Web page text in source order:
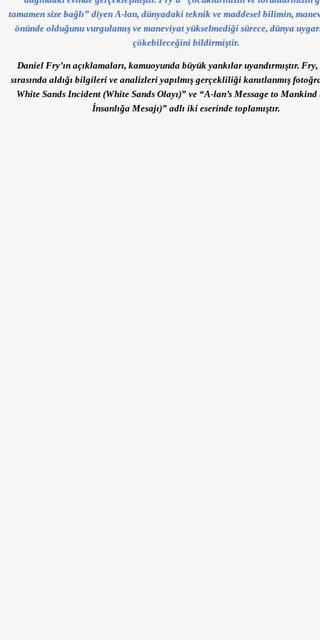
tamamen size bağlı” diyen A-lan, dünyadaki teknik ve maddesel bilimin,
önünde olduğunu vurgulamış ve maneviyat yükselmediği sürece, dünya
çökebileceğini bildirmiştir.
Daniel Fry’ın açıklamaları, kamuoyunda büyük yankılar uyandırmıştır.
sırasında aldığı bilgileri ve analizleri yapılmış gerçekliliği kanıtlanmış
White Sands Incident (White Sands Olayı)” ve “A-lan’s Message to Mankind
İnsanlığa Mesajı)” adlı iki eserinde toplamıştır.